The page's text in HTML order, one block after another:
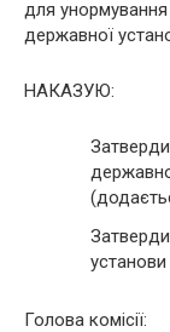
для унормування
державної
НАКАЗУЮ:
установи
Голова комісії: